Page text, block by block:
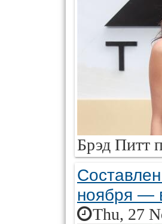
Брэд Питт
ноября —
Thu, 27